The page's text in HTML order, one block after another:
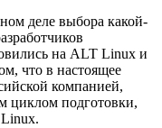
деле выбора какой-
на ALT Linux и
что в настоящее
компанией,
циклом подготовки,